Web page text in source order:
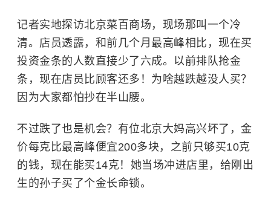
记者实地探访北京菜百商场，现场那叫一个冷
清。店员透露，和前几个月最高峰相比，现在买
投资金条的人数直接少了六成。以前排队抢金
条，现在店员比顾客还多！为啥越跌越没人买？
因为大家都怕抄在半山腰。
不过跌了也是机会？有位北京大妈高兴坏了，金
价每克比最高峰便宜200多块，之前只够买10克
的钱，现在能买14克！她当场冲进店里，给刚出
生的孙子买了个金长命锁。